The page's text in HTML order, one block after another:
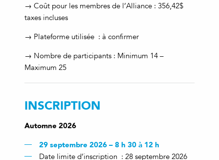
→ Coût pour les membres de l’Alliance : 356,42$
taxes incluses
→ Plateforme utilisée : à confirmer
→ Nombre de participants : Minimum 14 –
Maximum 25
INSCRIPTION
Automne 2026
29 septembre 2026 – 8 h 30 à 12 h
Date limite d’inscription : 28 septembre 2026